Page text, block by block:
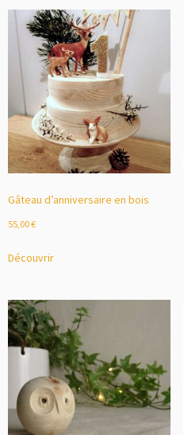
Gâteau d’anniversaire en bois
55,00€
Découvrir